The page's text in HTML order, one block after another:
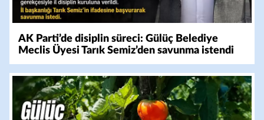
AK Parti’de disiplin süreci: Gülüç Belediye
Meclis Üyesi Tarık Semiz’den savunma istendi